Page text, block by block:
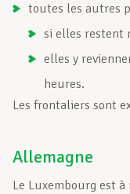
toutes les autres
si elles restent
elles y
heures.
Les frontaliers sont
Allemagne
Le Luxembourg est